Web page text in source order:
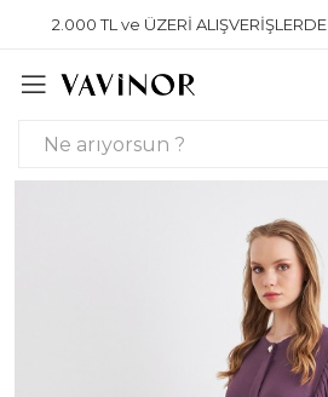
2.000 TL ve ÜZERİ ALIŞVERİŞLERDE